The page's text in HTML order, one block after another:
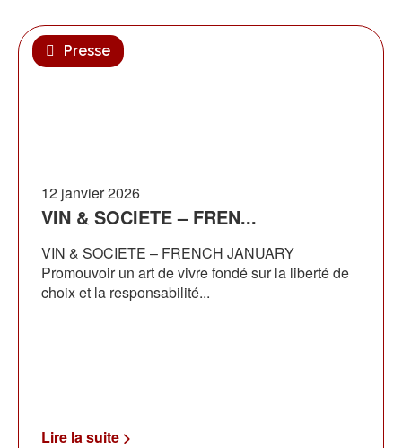
Presse
12 janvier 2026
VIN & SOCIETE – FREN...
VIN & SOCIETE – FRENCH JANUARY
Promouvoir un art de vivre fondé sur la liberté de
choix et la responsabilité...
Lire la suite >